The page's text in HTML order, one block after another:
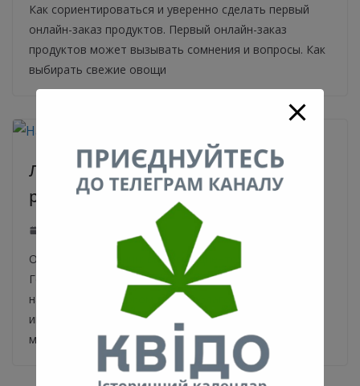
Как сориентироваться и уверенно сделать первый
онлайн-заказ продуктов. Первый онлайн-заказ
продуктов может вызывать сомнения и вопросы. Как
выбирать свежие овощи
Лучшие ортопеды в Германии:
рейтинг
Ортопеды Германии: выбор пациентов Ортопедия в
Германии — направление медицины, которое
находится на высоком уровне благодаря
инновационным технологиям, малоинвазивным
методам